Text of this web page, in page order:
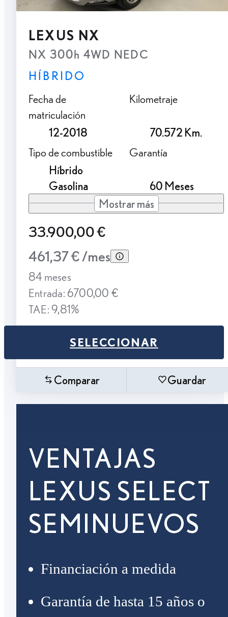
LEXUS NX
NX 300h 4WD NEDC
HÍBRIDO
Fecha de
matriculación
12-2018
Kilometraje
70.572 Km.
Tipo de combustible
Híbrido
Gasolina
Garantía
60 Meses
Mostrar más
33.900,00 €
461,37 € /mes
84 meses
Entrada: 6700,00 €
TAE: 9,81%
SELECCIONAR
Comparar Guardar
VENTAJAS
LEXUS SELECT
SEMINUEVOS
Financiación a medida
Garantía de hasta 15 años o